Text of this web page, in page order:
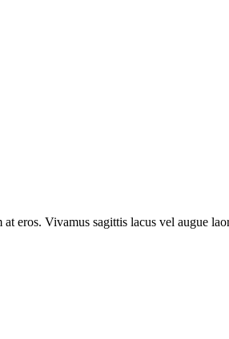
eros. Vivamus sagittis lacus vel augue